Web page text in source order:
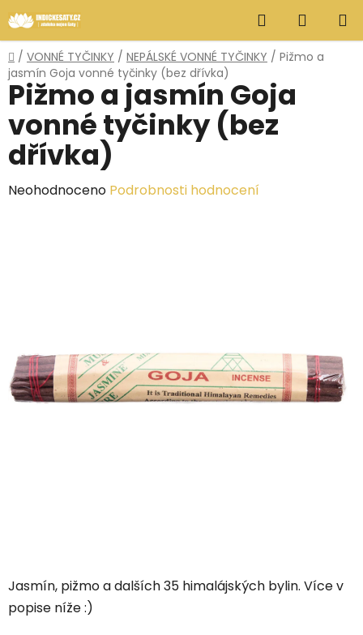
na
obsah
Hledat
KOŠÍK
Domů
/ VONNÉ TYČINKY / NEPÁLSKÉ VONNÉ TYČINKY / Pižmo a
jasmín Goja vonné tyčinky (bez dřívka)
Jasmín, pižmo a dalších 35 himalájských bylin. Více v
popise níže :)
Pižmo a jasmín Goja
vonné tyčinky (bez
dřívka)
Průměrné
Neohodnoceno Podrobnosti hodnocení